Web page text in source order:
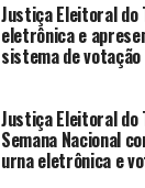
Justiça Eleitoral do
eletrônica e
sistema de votação
Justiça Eleitoral do
Semana Nacional
urna eletrônica e